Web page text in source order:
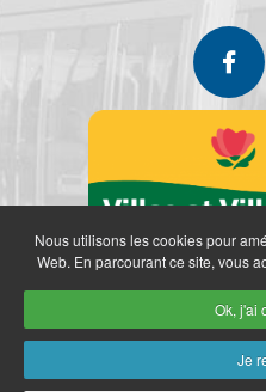
Nous utilisons les cookies pour
Web. En parcourant ce site, vous
Ok, j'ai
Je